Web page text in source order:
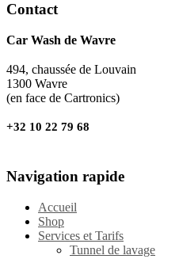
Contact
Car Wash de Wavre
494, chaussée de Louvain
1300 Wavre
(en face de Cartronics)
+32 10 22 79 68
Navigation rapide
Accueil
Shop
Services et Tarifs
Tunnel de lavage